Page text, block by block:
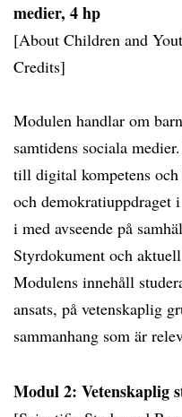
medier, 4 hp
[About Children and
Credits]
Modulen handlar om
samtidens sociala
till digital kompetens
och demokratiuppdraget
i med avseende på
Styrdokument och
Modulens innehåll
ansats, på vetenskaplig
sammanhang som är
Modul 2: Vetenskaplig